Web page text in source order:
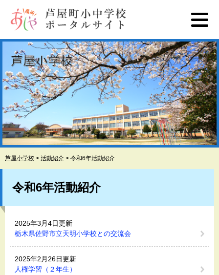
す
。
し
て
文
芦屋小学校 > 活動紹介 > 令和6年活動紹介
令和6年活動紹介
2025年3月4日更新
栃木県佐野市立天明小学校との交流会
2025年2月26日更新
人権学習（２年生）